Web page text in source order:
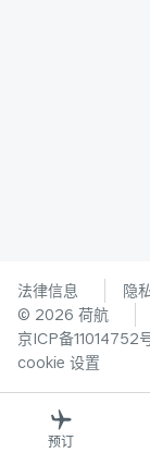
法律信息 隐
© 2026 荷航
京ICP备11014752
cookie 设置
预订